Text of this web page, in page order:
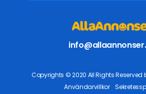
Copyrights © 2020 All Rights Reserved
Användarvillkor